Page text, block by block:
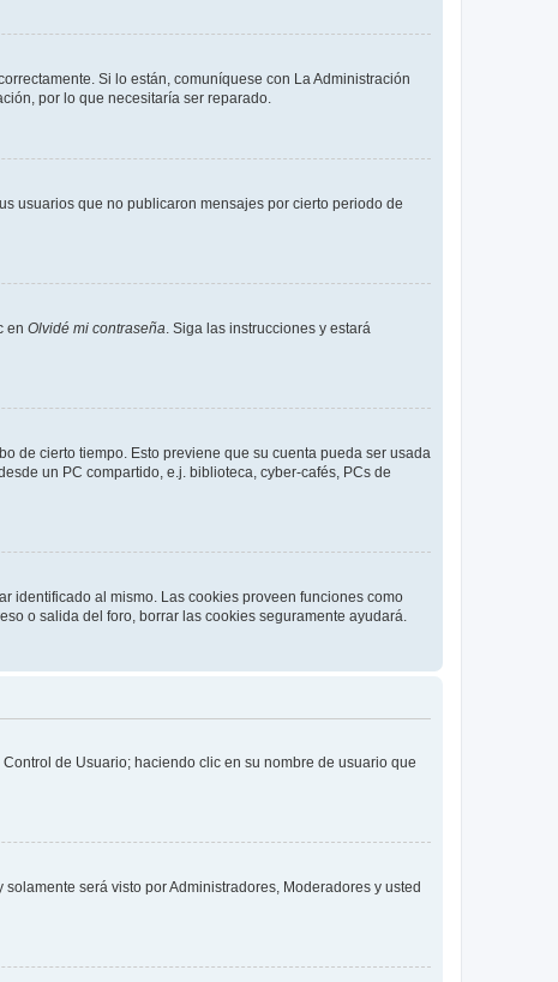
Si lo están, comuníquese con La Administración
por lo que necesitaría ser reparado.
usuarios que no publicaron mensajes por cierto periodo de
en Olvidé mi contraseña . Siga las instrucciones y estará
de cierto tiempo. Esto previene que su cuenta pueda ser usada
un PC compartido, e.j. biblioteca, cyber-cafés, PCs de
identificado al mismo. Las cookies proveen funciones como
o salida del foro, borrar las cookies seguramente ayudará.
de Usuario; haciendo clic en su nombre de usuario que
solamente será visto por Administradores, Moderadores y usted